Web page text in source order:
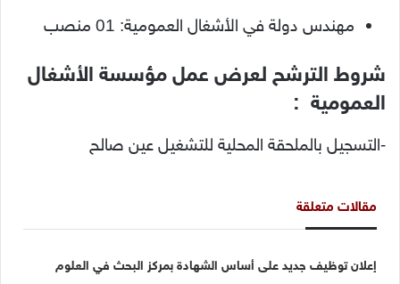
مهندس دولة في الأشغال العمومية: 01 منصب
شروط الترشح لعرض عمل مؤسسة الأشغال
العمومية :
-التسجيل بالملحقة المحلية للتشغيل عين صالح
مقالات متعلقة
إعلان توظيف جديد على أساس الشهادة بمركز البحث في العلوم